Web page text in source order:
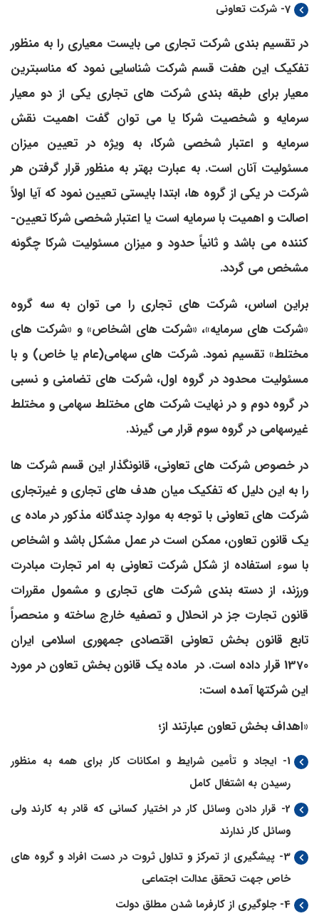
7- شرکت تعاونی
در تقسیم ­بندی شرکت­ تجاری می­ بایست معیاری را به منظور
تفکیک این هفت قسم شرکت شناسایی نمود که مناسب­ترین
معیار برای طبقه ­بندی شرکت­ های تجاری یکی از دو معیار
سرمایه و شخصیت شرکا یا می­ توان گفت اهمیت نقش
سرمایه و اعتبار شخصی شرکا، به­ ویژه در تعیین میزان
مسئولیت آنان است. به عبارت بهتر به منظور قرار گرفتن هر
شرکت در یکی از گروه­ ها، ابتدا بایستی تعیین نمود که آیا اولاً
اصالت و اهمیت با سرمایه است یا اعتبار شخصی شرکا تعیین­
کننده می ­باشد و ثانیاً حدود و میزان مسئولیت شرکا چگونه
مشخص می­ گردد.
براین اساس، شرکت ­های تجاری را می­ توان به سه گروه
«شرکت­ های سرمایه»، «شرکت­ های اشخاص» و «شرکت­ های
مختلط» تقسیم نمود. شرکت ­های سهامی(عام یا خاص) و با
مسئولیت محدود در گروه اول، شرکت ­های تضامنی و نسبی
در گروه دوم و در نهایت شرکت ­های مختلط سهامی و مختلط
غیرسهامی در گروه سوم قرار می­ گیرند.
در خصوص شرکت­ های تعاونی، قانون­گذار این قسم شرکت­ ها
را به این دلیل که تفکیک میان هدف­ های تجاری و غیرتجاری
شرکت­ های تعاونی با توجه به موارد چندگانه مذکور در ماده ­ی
یک قانون تعاون، ممکن است در عمل مشکل باشد و اشخاص
با سوء استفاده از شکل شرکت تعاونی به امر تجارت مبادرت
ورزند، از دسته ­بندی شرکت­ های تجاری و مشمول مقررات
قانون تجارت جز در انحلال و تصفیه خارج ساخته و منحصراً
تابع قانون بخش تعاونی اقتصادی جمهوری اسلامی ایران
1370 قرار داده است. در ماده یک قانون بخش تعاون در مورد
این شرکتها آمده است:
«اهداف بخش تعاون عبارتند از؛
1- ایجاد و تأمین شرایط و امکانات کار برای همه به منظور
رسیدن به اشتغال کامل
2- قرار دادن وسائل کار در اختیار کسانی که قادر به ­کارند ولی
وسائل کار ندارند
3- پیشگیری از تمرکز و تداول ثروت در دست افراد و گروه ­های
خاص جهت تحقق عدالت اجتماعی
4- جلوگیری از کارفرما شدن مطلق دولت